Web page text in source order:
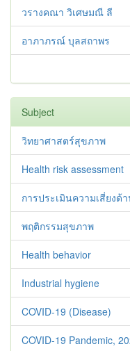
วรางคณา วิเศษมณี ลี
อาภาภรณ์ บุลสถาพร
Subject
วิทยาศาสตร์สุขภาพ
Health risk assessment
การประเมินความเสี่ยงด้
พฤติกรรมสุขภาพ
Health behavior
Industrial hygiene
COVID-19 (Disease)
COVID-19 Pandemic,